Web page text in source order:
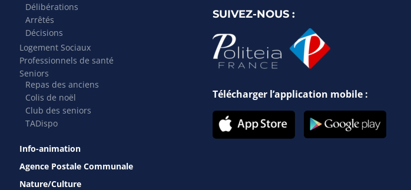
Délibérations
Arrêtés
Décisions
Logement Sociaux
Professionnels de santé
Seniors
Repas des anciens
Colis de noël
Club des seniors
TADispo
Info-animation
Agence Postale Communale
Nature/Culture
SUIVEZ-NOUS :
Télécharger l’application mobile :